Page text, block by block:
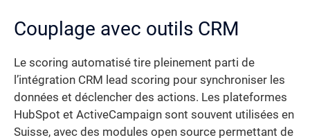
Couplage avec outils CRM
Le scoring automatisé tire pleinement parti de
l’intégration CRM lead scoring pour synchroniser les
données et déclencher des actions. Les plateformes
HubSpot et ActiveCampaign sont souvent utilisées en
Suisse, avec des modules open source permettant de